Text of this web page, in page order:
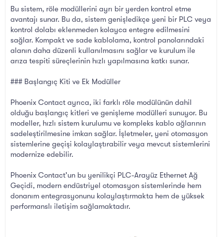
Bu sistem, röle modüllerini ayrı bir yerden kontrol etme
avantajı sunar. Bu da, sistem genişledikçe yeni bir PLC veya
kontrol dolabı eklenmeden kolayca entegre edilmesini
sağlar. Kompakt ve sade kablolama, kontrol panolarındaki
alanın daha düzenli kullanılmasını sağlar ve kurulum ile
arıza tespiti süreçlerinin hızlı yapılmasına katkı sunar.
### Başlangıç Kiti ve Ek Modüller
Phoenix Contact ayrıca, iki farklı röle modülünün dahil
olduğu başlangıç kitleri ve genişleme modülleri sunuyor. Bu
modeller, hızlı sistem kurulumu ve kompleks kablo ağlarının
sadeleştirilmesine imkan sağlar. İşletmeler, yeni otomasyon
sistemlerine geçişi kolaylaştırabilir veya mevcut sistemlerini
modernize edebilir.
Phoenix Contact'un bu yenilikçi PLC-Arayüz Ethernet Ağ
Geçidi, modern endüstriyel otomasyon sistemlerinde hem
donanım entegrasyonunu kolaylaştırmakta hem de yüksek
performanslı iletişim sağlamaktadır.